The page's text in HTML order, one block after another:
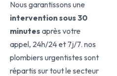
Nous garantissons une
intervention sous 30
minutes après votre
appel, 24h/24 et 7j/7. nos
plombiers urgentistes sont
répartis sur tout le secteur